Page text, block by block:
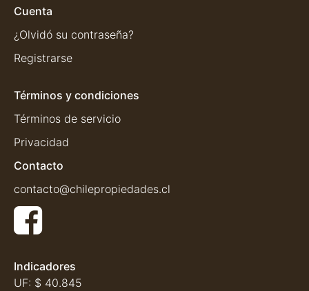
Cuenta
¿Olvidó su contraseña?
Registrarse
Términos y condiciones
Términos de servicio
Privacidad
Contacto
contacto@chilepropiedades.cl
Indicadores
UF: $ 40.845